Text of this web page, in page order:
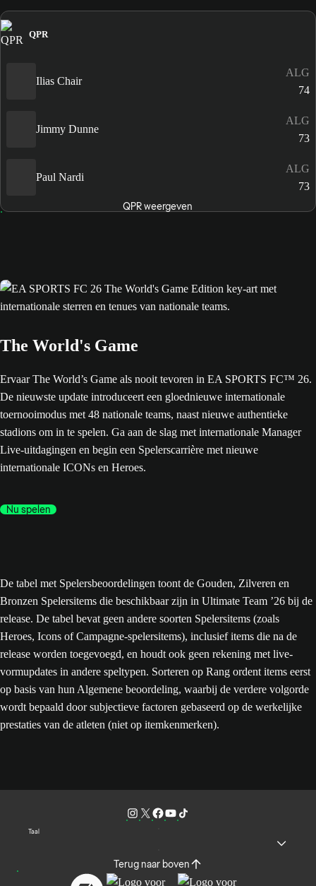
QPR
Ilias Chair
ALG
74
Jimmy Dunne
ALG
73
Paul Nardi
ALG
73
QPR weergeven
The World's Game
Ervaar The World’s Game als nooit tevoren in EA SPORTS FC™ 26.
De nieuwste update introduceert een gloednieuwe internationale
toernooimodus met 48 nationale teams, naast nieuwe authentieke
stadions om in te spelen. Ga aan de slag met internationale Manager
Live-uitdagingen en begin een Spelerscarrière met nieuwe
internationale ICONs en Heroes.
Nu spelen
De tabel met Spelersbeoordelingen toont de Gouden, Zilveren en
Bronzen Spelersitems die beschikbaar zijn in Ultimate Team ’26 bij de
release. De tabel bevat geen andere soorten Spelersitems (zoals
Heroes, Icons of Campagne-spelersitems), inclusief items die na de
release worden toegevoegd, en houdt ook geen rekening met live-
vormupdates in andere speltypen. Sorteren op Rang ordent items eerst
op basis van hun Algemene beoordeling, waarbij de verdere volgorde
wordt bepaald door subjectieve factoren gebaseerd op de werkelijke
prestaties van de atleten (niet op itemkenmerken).
Taal
Terug naar boven